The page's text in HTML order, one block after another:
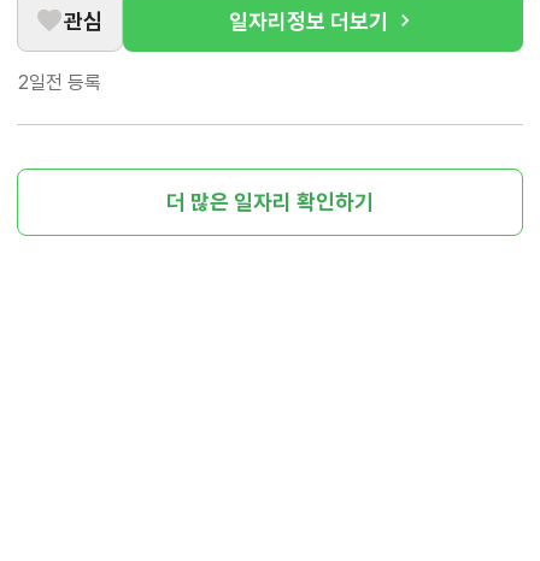
관심 일자리정보 더보기
2일전 등록
더 많은 일자리 확인하기